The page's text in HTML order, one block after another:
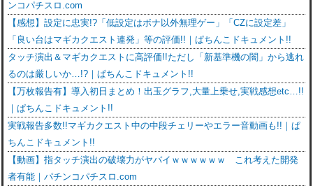
ンコパチスロ.com
【感想】設定に忠実!?「低設定はボナ以外無理ゲー」「CZに設定差」
「良い台はマギカクエスト連発」等の評価!!｜ぱちんこドキュメント!!
タッチ演出＆マギカクエストに高評価!!ただし「新基準機の闇」から逃れ
るのは厳しいか…!?｜ぱちんこドキュメント!!
【万枚報告有】導入初日まとめ！出玉グラフ,大量上乗せ,実戦感想etc…!!
｜ぱちんこドキュメント!!
実戦報告多数!!マギカクエスト中の中段チェリーやエラー音動画も!!｜ぱ
ちんこドキュメント!!
【動画】指タッチ演出の破壊力がヤバイｗｗｗｗｗｗ これ考えた開発
者有能｜パチンコパチスロ.com